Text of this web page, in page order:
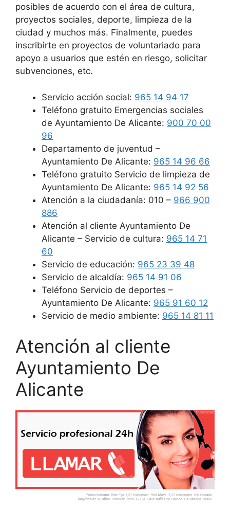
posibles de acuerdo con el área de cultura,
proyectos sociales, deporte, limpieza de la
ciudad y muchos más. Finalmente, puedes
inscribirte en proyectos de voluntariado para
apoyo a usuarios que estén en riesgo, solicitar
subvenciones, etc.
Servicio acción social: 965 14 94 17
Teléfono gratuito Emergencias sociales
de Ayuntamiento De Alicante: 900 70 00
96
Departamento de juventud –
Ayuntamiento De Alicante: 965 14 96 66
Teléfono gratuito Servicio de limpieza de
Ayuntamiento De Alicante: 965 14 92 56
Atención a la ciudadanía: 010 – 966 900
886
Atención al cliente Ayuntamiento De
Alicante – Servicio de cultura: 965 14 71
60
Servicio de educación: 965 23 39 48
Servicio de alcaldía: 965 14 91 06
Teléfono Servicio de deportes –
Ayuntamiento De Alicante: 965 91 60 12
Servicio de medio ambiente: 965 14 81 11
Atención al cliente
Ayuntamiento De
Alicante